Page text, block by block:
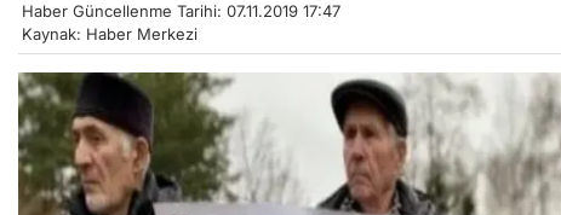
Haber Güncellenme Tarihi: 07.11.2019 17:47
Kaynak: Haber Merkezi